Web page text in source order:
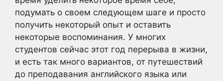
подумать о своем следующем шаге и просто
получить некоторый опыт и оставить
некоторые воспоминания. У многих
студентов сейчас этот год перерыва в жизни,
и есть так много вариантов, от путешествий
до преподавания английского языка или